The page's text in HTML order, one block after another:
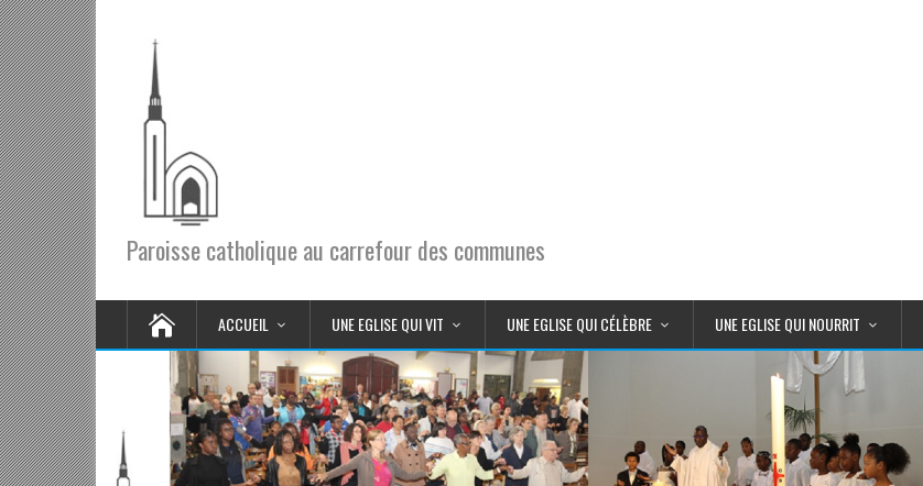
Paroisse catholique au carrefour des communes
ACCUEIL UNE EGLISE QUI VIT UNE EGLISE QUI CÉLÈBRE UNE EGLISE QUI NOURRIT